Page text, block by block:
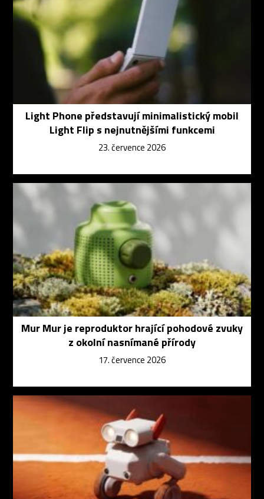
Light Phone představují minimalistický mobil
Light Flip s nejnutnějšími funkcemi
23. července 2026
Mur Mur je reproduktor hrající pohodové zvuky
z okolní nasnímané přírody
17. července 2026